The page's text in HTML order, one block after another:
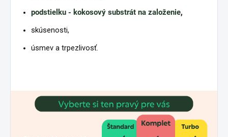
podstielku - kokosový substrát na založenie,
skúsenosti,
úsmev a trpezlivosť.